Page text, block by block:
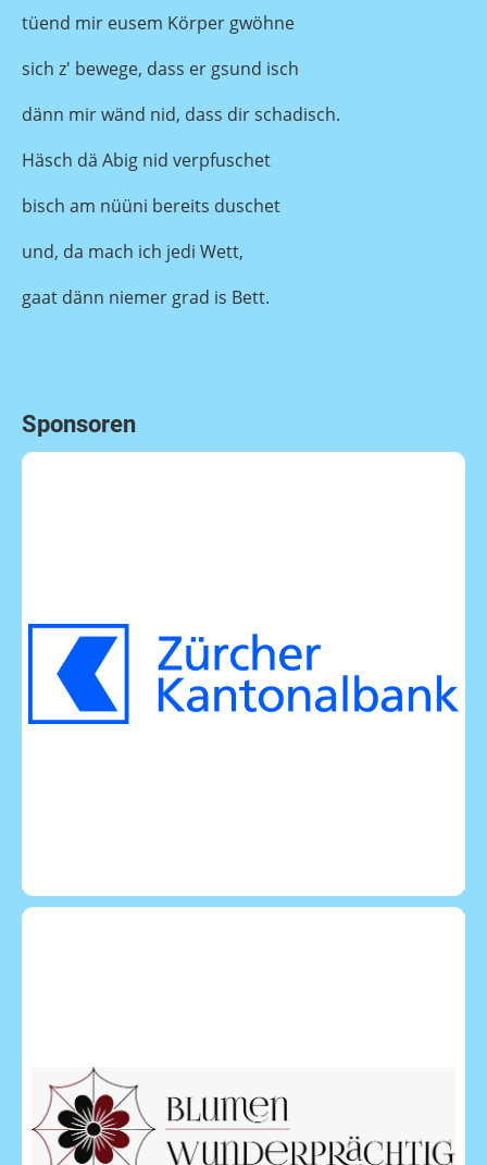
tüend mir eusem Körper gwöhne
sich z' bewege, dass er gsund isch
dänn mir wänd nid, dass dir schadisch.
Häsch dä Abig nid verpfuschet
bisch am nüüni bereits duschet
und, da mach ich jedi Wett,
gaat dänn niemer grad is Bett.
Sponsoren